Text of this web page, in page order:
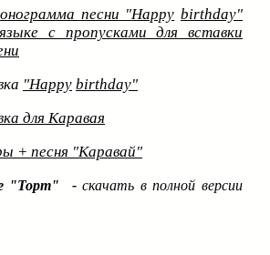
песни "Happy birthday"
с пропусками для вставки
"Happy birthday"
для Каравая
+ песня "Каравай"
"Торт" -скачать в полной версии